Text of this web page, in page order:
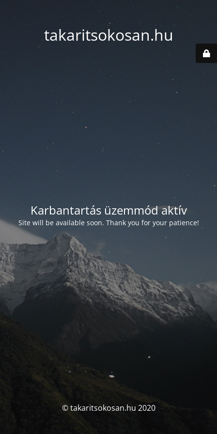
takaritsokosan.hu
Karbantartás üzemmód aktív
Site will be available soon. Thank you for your patience!
© takaritsokosan.hu 2020